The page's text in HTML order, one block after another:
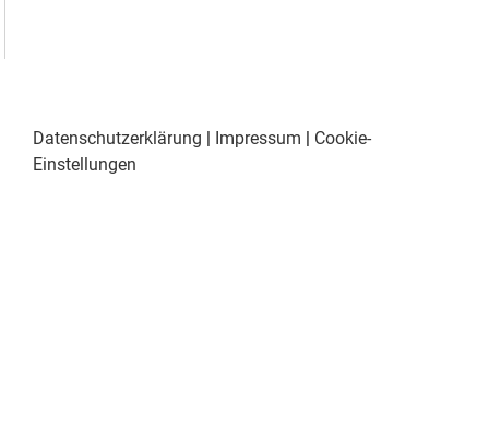
Datenschutzerklärung Impressum
Cookie-
Einstellungen